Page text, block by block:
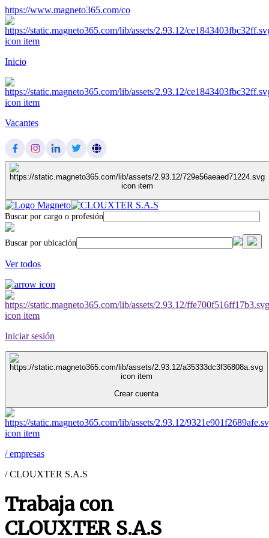
https://www.magneto365.com/co
Inicio
Vacantes
Buscar por cargo o profesión
Buscar por ubicación
Ver todos
Iniciar sesión
Crear cuenta
/empresas
/CLOUXTER S.A.S
Trabaja con
CLOUXTER S.A.S